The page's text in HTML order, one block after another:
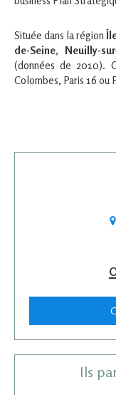
Située dans la région
de-Seine, Neuilly-
(données de 2010).
Colombes, Paris 16 ou
Ils